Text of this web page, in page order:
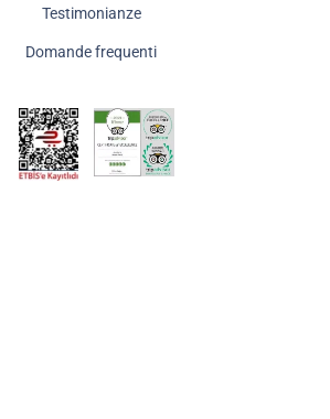
Testimonianze
Domande frequenti